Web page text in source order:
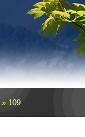
» 109